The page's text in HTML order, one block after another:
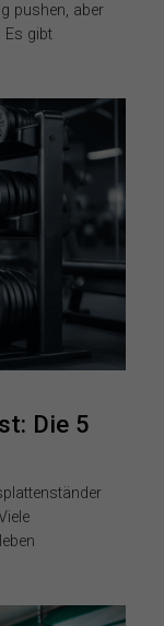
pushen, aber
Es gibt
Die 5